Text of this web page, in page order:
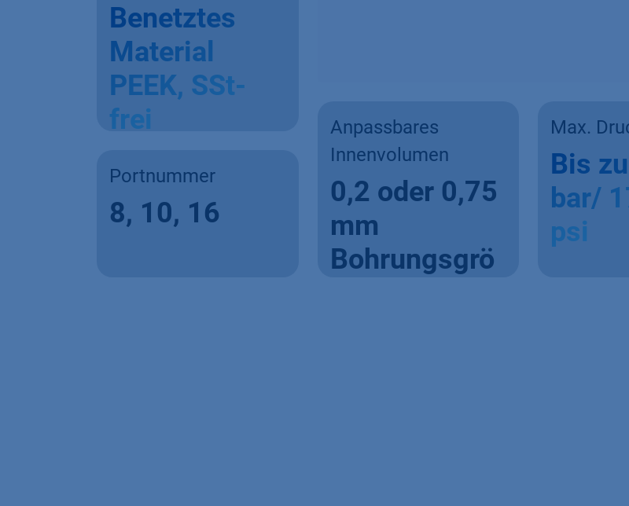
Benetztes
Material
PEEK, SSt-
frei
Portnummer
8, 10, 16
Anpassbares
Innenvolumen
0,2 oder 0,75
mm
Bohrungsgrö
Max.
Bis
bar/
psi